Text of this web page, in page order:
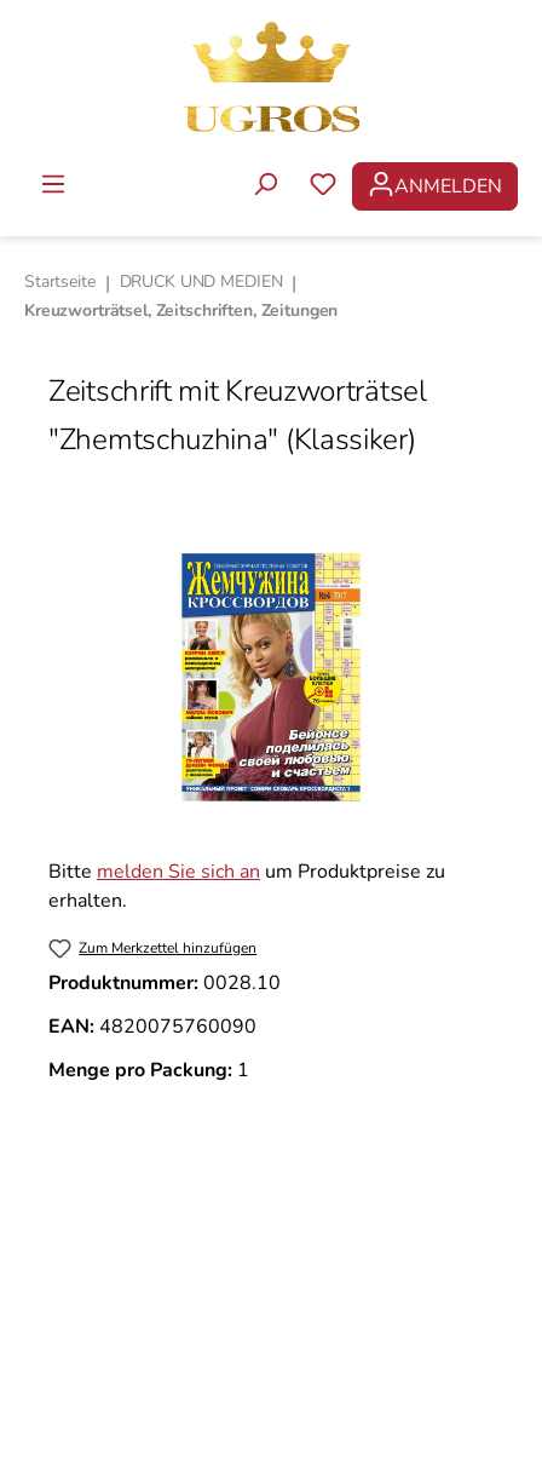
DU HAST 0
ANMELDEN
Startseite | DRUCK UND MEDIEN |
Kreuzworträtsel, Zeitschriften, Zeitungen
Zeitschrift mit Kreuzworträtsel
"Zhemtschuzhina" (Klassiker)
Bitte melden Sie sich an um Produktpreise zu
erhalten.
Zum Merkzettel hinzufügen
Produktnummer:0028.10
EAN:4820075760090
Menge pro Packung: 1